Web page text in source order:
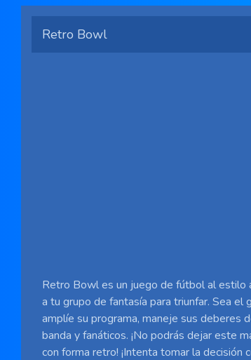
Retro Bowl
Retro Bowl es un juego de fútbol al estilo
a tu grupo de fantasía para triunfar. Sea el
amplíe su programa, maneje sus deberes
banda y fanáticos. ¡No podrás dejar este
con forma retro! ¡Intenta tomar la decisión